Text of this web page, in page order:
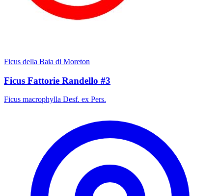
Ficus della Baia di Moreton
Ficus Fattorie Randello #3
Ficus macrophylla Desf. ex Pers.